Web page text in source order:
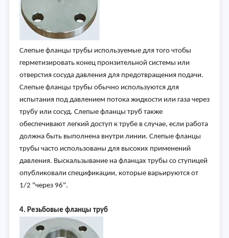
Слепые фланцы трубы используемые для того чтобы
герметизировать конец пронзительной системы или
отверстия сосуда давления для предотвращения подачи.
Слепые фланцы трубы обычно используются для
испытания под давлением потока жидкости или газа через
трубу или сосуд. Слепые фланцы труб также
обеспечивают легкий доступ к трубе в случае, если работа
должна быть выполнена внутри линии. Слепые фланцы
трубы часто использованы для высоких применений
давления. Выскальзывание на фланцах трубы со ступицей
опубликовали спецификации, которые варьируются от
1/2 "через 96".
4. Резьбовые фланцы труб